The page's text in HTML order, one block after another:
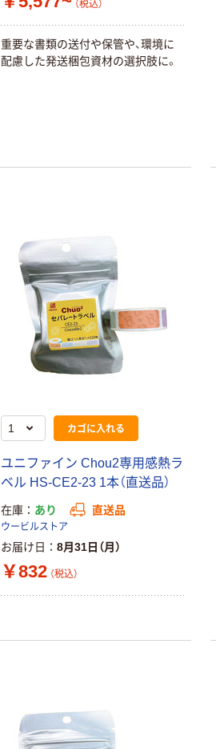
（税込）
重要な書類の送付や保管や、環境に
配慮した発送梱包資材の選択肢に。
カゴに入れる
ユニファイン Chou2専用感熱ラ
ベル HS-CE2-23 1本（直送品）
在庫 あり 直送品
ウービルストア
お届け日 8月31日（月）
￥832 （税込）